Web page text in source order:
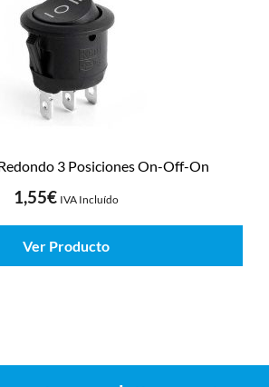
3 Posiciones On-Off-On
1,55€ IVA Incluído
Ver Producto